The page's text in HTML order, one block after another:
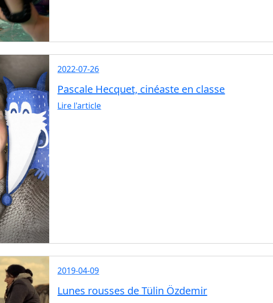
2022-07-26
Pascale Hecquet, cinéaste en classe
Lire l'article
2019-04-09
Lunes rousses de Tülin Özdemir